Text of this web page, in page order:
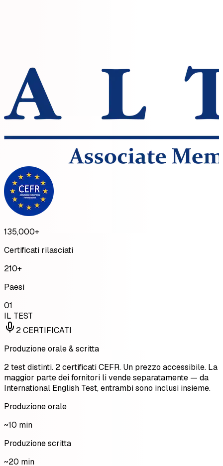
135,000+
Certificati rilasciati
210+
Paesi
01
IL TEST
2 CERTIFICATI
Produzione orale&scritta
2 test distinti. 2 certificati CEFR. Un prezzo accessibile. La
maggior parte dei fornitori li vende separatamente — da
International English Test, entrambi sono inclusi insieme.
Produzione orale
~10 min
Produzione scritta
~20 min